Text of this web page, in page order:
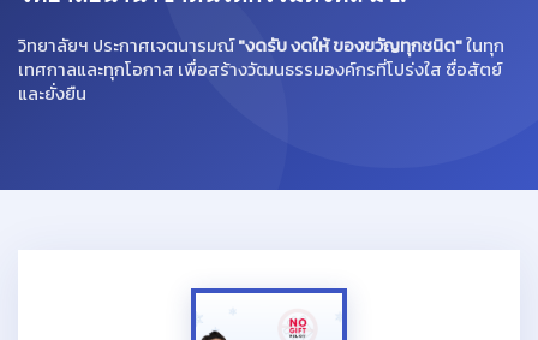
วิทยาลัยฯ ประกาศเจตนารมณ์"งดรับ งดให้ ของขวัญทุกชนิด"ในทุก
เทศกาลและทุกโอกาส เพื่อสร้างวัฒนธรรมองค์กรที่โปร่งใส ซื่อสัตย์
และยั่งยืน